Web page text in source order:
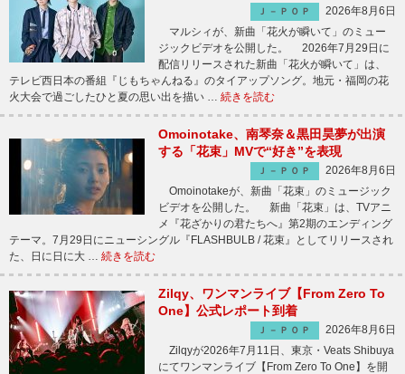
Ｊ－ＰＯＰ
2026年8月6日
マルシィが、新曲「花火が瞬いて」のミュー
ジックビデオを公開した。 2026年7月29日に
配信リリースされた新曲「花火が瞬いて」は、
テレビ西日本の番組『じもちゃんねる』のタイアップソング。地元・福岡の花
火大会で過ごしたひと夏の思い出を描い … 続きを読む
Omoinotake、南琴奈＆黒田昊夢が出演
する「花束」MVで“好き”を表現
Ｊ－ＰＯＰ
2026年8月6日
Omoinotakeが、新曲「花束」のミュージック
ビデオを公開した。 新曲「花束」は、TVアニ
メ『花ざかりの君たちへ』第2期のエンディング
テーマ。7月29日にニューシングル『FLASHBULB / 花束』としてリリースされ
た、日に日に大 … 続きを読む
Zilqy、ワンマンライブ【From Zero To
One】公式レポート到着
Ｊ－ＰＯＰ
2026年8月6日
Zilqyが2026年7月11日、東京・Veats Shibuya
にてワンマンライブ【From Zero To One】を開